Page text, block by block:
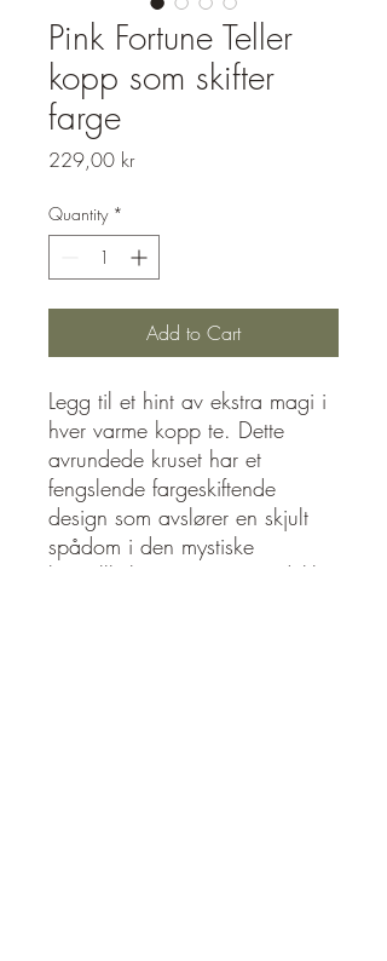
Pink Fortune Teller
kopp som skifter
farge
229,00 krPrice
Quantity *
Add to Cart
Legg til et hint av ekstra magi i
hver varme kopp te. Dette
avrundede kruset har et
fengslende fargeskiftende
design som avslører en skjult
spådom i den mystiske
krystallkulen når en varm drikke